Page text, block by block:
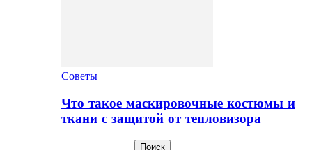
Советы
Что такое маскировочные костюмы и
ткани с защитой от тепловизора